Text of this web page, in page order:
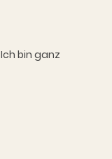
bin ganz